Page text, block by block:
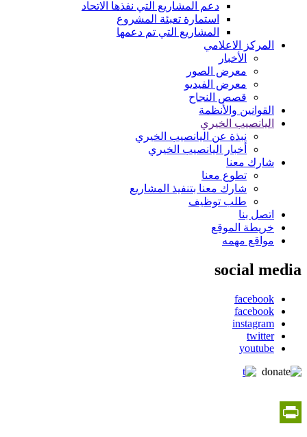
دعم المشاريع التي نفذها الاتحاد
استمارة تعبئة المشروع
المشاريع التي تم دعمها
المركز الاعلامي
الأخبار
معرض الصور
معرض الفيديو
قصص النجاح
القوانين والأنظمة
اليانصيب الخيري
نبذة عن اليانصيب الخيري
أخبار اليانصيب الخيري
شارك معنا
تطوع معنا
شارك معنا بتنفيذ المشاريع
طلب توظيف
اتصل بنا
خريطة الموقع
مواقع مهمه
social media
facebook
facebook
instagram
twitter
youtube